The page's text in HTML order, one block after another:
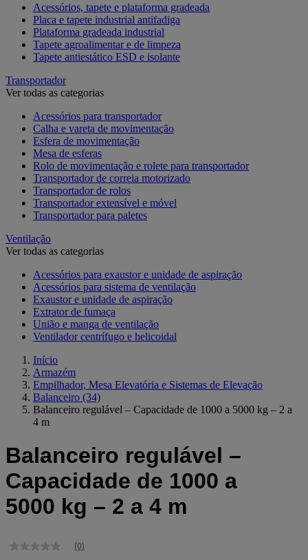
Acessórios, tapete e plataforma gradeada
Placa e tapete industrial antifadiga
Plataforma gradeada industrial
Tapete agroalimentar e de limpeza
Tapete antiestático ESD e isolante
Transportador
Ver todas as categorias
Acessórios para transportador
Calha e vareta de movimentação
Esfera de movimentação
Mesa de esferas
Rolo de movimentação e rolete para transportador
Transportador de correia motorizado
Transportador de rolos
Transportador extensível e móvel
Transportador para paletes
Ventilação
Ver todas as categorias
Acessórios para exaustor e unidade de aspiração
Acessórios para sistema de ventilação
Exaustor e unidade de aspiração
Extrator de fumaça
União e manga de ventilação
Ventilador centrífugo e helicoidal
Início
Armazém
Empilhador, Mesa Elevatória e Sistemas de Elevação
Balanceiro (34)
Balanceiro regulável – Capacidade de 1000 a 5000 kg – 2 a
4 m
Balanceiro regulável –
Capacidade de 1000 a
5000 kg – 2 a 4 m
Sem
(0)